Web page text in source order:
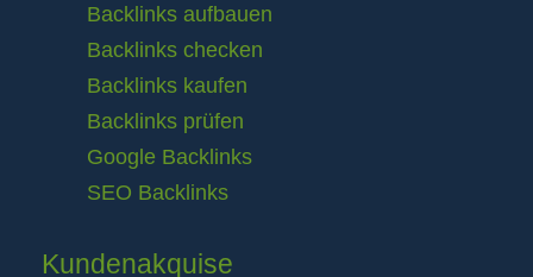
Backlinks aufbauen
Backlinks checken
Backlinks kaufen
Backlinks prüfen
Google Backlinks
SEO Backlinks
Kundenakquise